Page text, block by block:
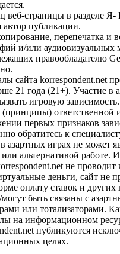
веб-страницы в разделе Я-
автор публикации.
перепечатка и
и/или аудиовизуальных
правообладателю
сайта korrespondent.net
21 года (21+). Участие в
игровую
(принципы) ответственной
первых признаков
обратитесь к
азартных играх не может
или альтернативой
не
деньги, сайт не
оплату ставок и других
могут быть связаны с
или тотализаторами.
на информационном
публикуются
целях.